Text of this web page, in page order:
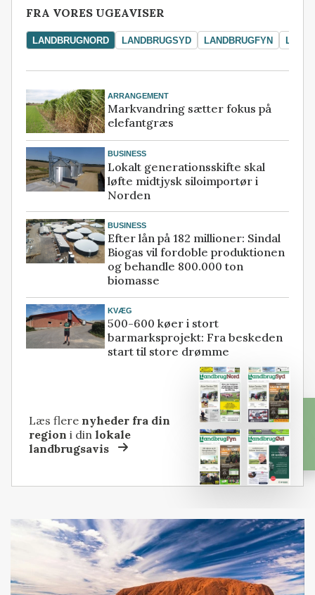
FRA VORES UGEAVISER
LANDBRUGNORD LANDBRUGSYD LANDBRUGFYN
ARRANGEMENT
Markvandring sætter fokus på
elefantgræs
BUSINESS
Lokalt generationsskifte skal
løfte midtjysk siloimportør i
Norden
BUSINESS
Efter lån på 182 millioner: Sindal
Biogas vil fordoble produktionen
og behandle 800.000 ton
biomasse
KVÆG
500-600 køer i stort
barmarksprojekt: Fra beskeden
start til store drømme
Læs flere nyheder fra din
region i dinlokale
landbrugsavis